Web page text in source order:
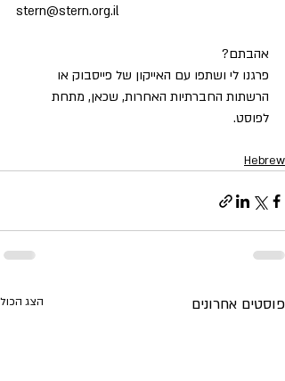
stern@stern.org.il
אהבתם?
פרגנו לי ושתפו עם האייקון של פייסבוק או
הרשתות החברתיות האחרות, שכאן, מתחת
לפוסט.
Hebrew
פוסטים אחרונים הצג הכול